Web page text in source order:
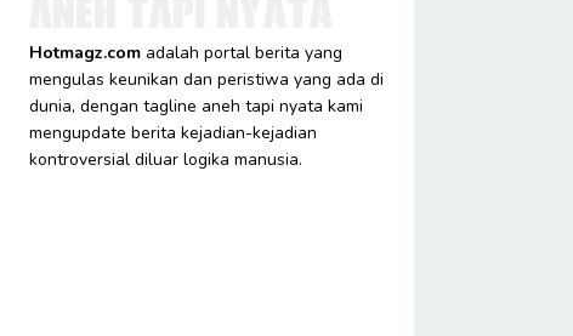
Hotmagz.comadalah portal berita yang
mengulas keunikan dan peristiwa yang ada di
dunia, dengan tagline aneh tapi nyata kami
mengupdate berita kejadian-kejadian
kontroversial diluar logika manusia.